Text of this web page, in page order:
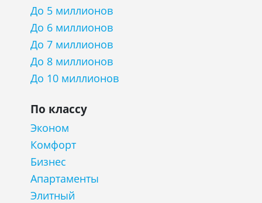
До 5 миллионов
До 6 миллионов
До 7 миллионов
До 8 миллионов
До 10 миллионов
По классу
Эконом
Комфорт
Бизнес
Апартаменты
Элитный